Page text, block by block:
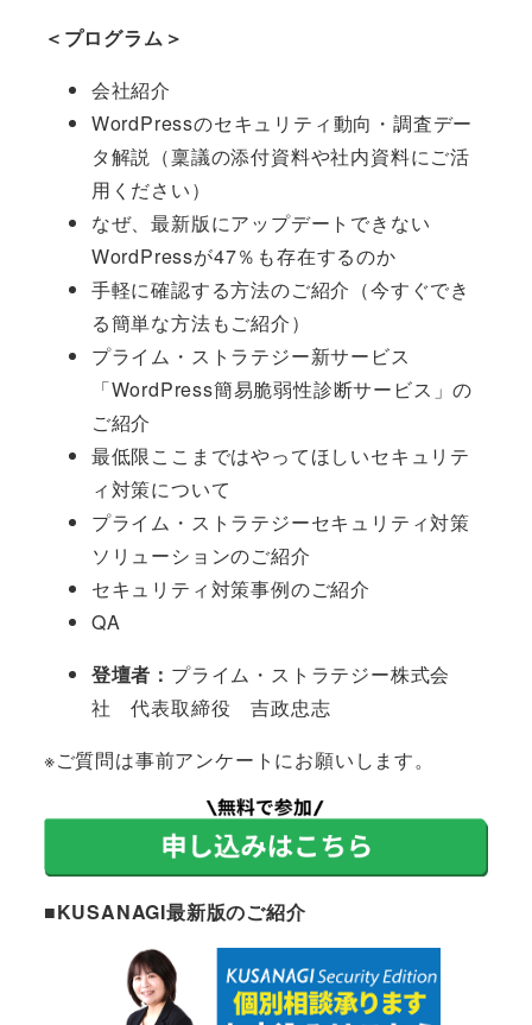
＜プログラム＞
会社紹介
WordPressのセキュリティ動向・調査デー
タ解説（稟議の添付資料や社内資料にご活
用ください）
なぜ、最新版にアップデートできない
WordPressが47％も存在するのか
手軽に確認する方法のご紹介（今すぐでき
る簡単な方法もご紹介）
プライム・ストラテジー新サービス
「WordPress簡易脆弱性診断サービス」の
ご紹介
最低限ここまではやってほしいセキュリテ
ィ対策について
プライム・ストラテジーセキュリティ対策
ソリューションのご紹介
セキュリティ対策事例のご紹介
QA
登壇者： プライム・ストラテジー株式会
社 代表取締役 吉政忠志
※ご質問は事前アンケートにお願いします。
■KUSANAGI最新版のご紹介